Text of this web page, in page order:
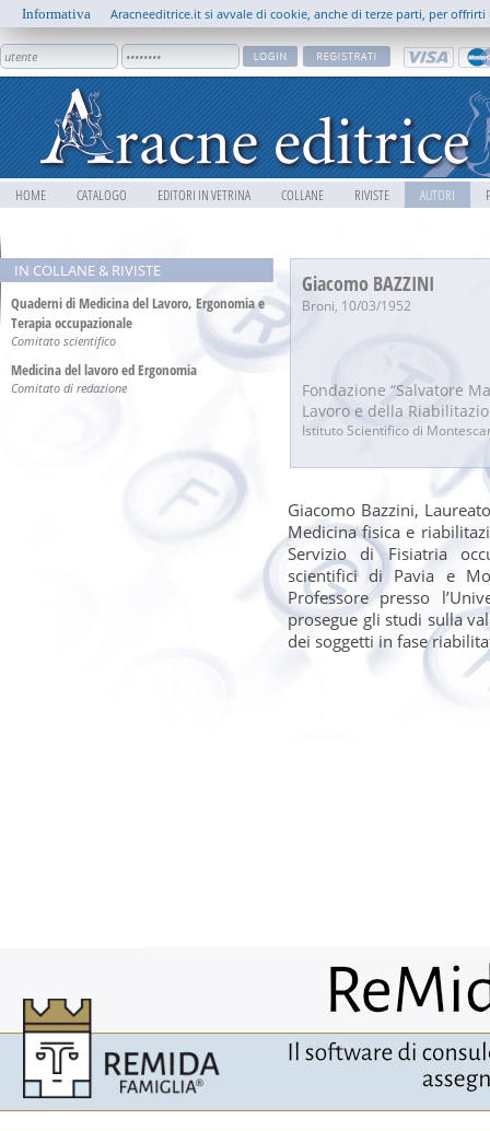
HOME CATALOGO EDITORI IN VETRINA COLLANE RIVISTE AUTORI
IN COLLANE & RIVISTE
Quaderni di Medicina del Lavoro, Ergonomia e
Terapia occupazionale
Comitato scientifico
Medicina del lavoro ed Ergonomia
Comitato di redazione
Giacomo BAZZINI
Broni, 10/03/1952
Fondazione “Salvatore
Lavoro e della
Istituto Scientifico di
Giacomo Bazzini,
Medicina fisica e
Servizio di Fisiatria
scientifici di Pavia e
Professore presso
prosegue gli studi sulla
dei soggetti in fase
Informativa Aracneeditrice.it si avvale di cookie, anche di terze parti, per